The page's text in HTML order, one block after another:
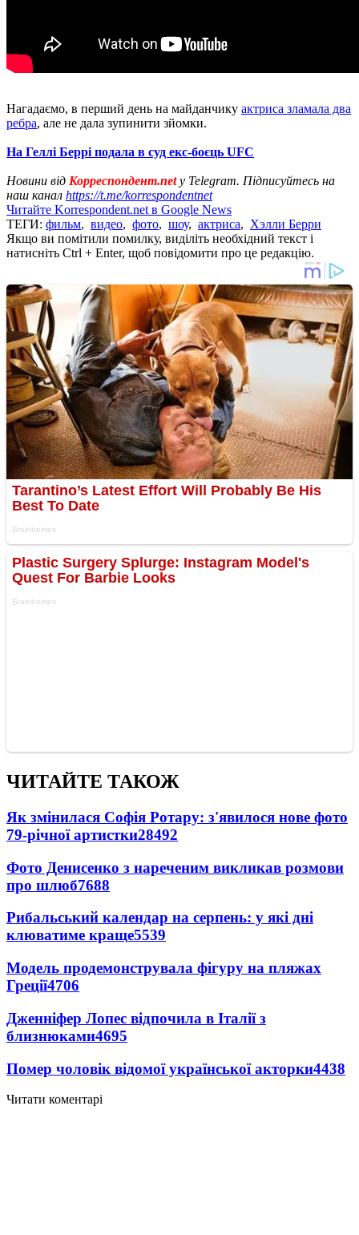
Нагадаємо, в перший день на майданчику актриса зламала два
ребра, але не дала зупинити зйомки.
На Геллі Беррі подала в суд екс-боєць UFC
Новини від Корреспондент.netу Telegram. Підписуйтесь на
наш канал https://t.me/korrespondentnet
Читайте Korrespondent.net в Google News
ТЕГИ: фильм, видео, фото, шоу, актриса, Хэлли Берри
Якщо ви помітили помилку, виділіть необхідний текст і
натисніть Ctrl + Enter, щоб повідомити про це редакцію.
ЧИТАЙТЕ ТАКОЖ
Як змінилася Софія Ротару: з'явилося нове фото
79-річної артистки28492
Фото Денисенко з нареченим викликав розмови
про шлюб7688
Рибальський календар на серпень: у які дні
клюватиме краще5539
Модель продемонструвала фігуру на пляжах
Греції4706
Дженніфер Лопес відпочила в Італії з
близнюками4695
Помер чоловік відомої української акторки4438
Читати коментарі